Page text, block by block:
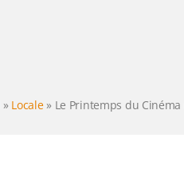
» Locale» Le Printemps du